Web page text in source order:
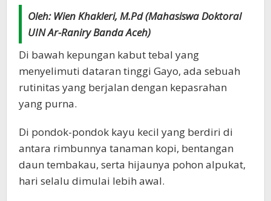
Oleh: Wien Khakleri, M.Pd (Mahasiswa Doktoral
UIN Ar-Raniry Banda Aceh)
Di bawah kepungan kabut tebal yang
menyelimuti dataran tinggi Gayo, ada sebuah
rutinitas yang berjalan dengan kepasrahan
yang purna.
Di pondok-pondok kayu kecil yang berdiri di
antara rimbunnya tanaman kopi, bentangan
daun tembakau, serta hijaunya pohon alpukat,
hari selalu dimulai lebih awal.